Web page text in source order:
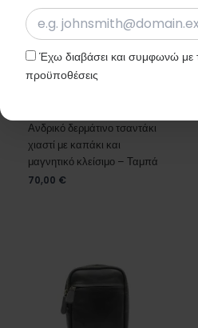
Έχω διαβάσει και συμφωνώ με
προϋποθέσεις
Ανδρικό δερμάτινο τσαντάκι
χιαστί με καπάκι και
μαγνητικό κλείσιμο – Ταμπά
70,00 €